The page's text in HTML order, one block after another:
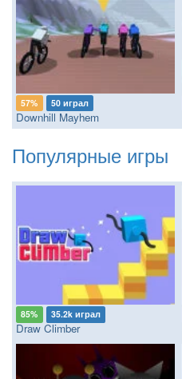
57% 50 играл
Downhill Mayhem
Популярные игры
85% 35.2k играл
Draw Climber